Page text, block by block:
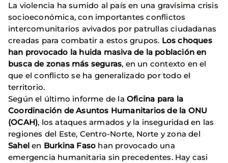
La violencia ha sumido al país en una gravísima crisis
socioeconómica, con importantes conflictos
intercomunitarios avivados por patrullas ciudadanas
creadas para combatir a estos grupos. Los choques
han provocado la huida masiva de la población en
busca de zonas más seguras, en un contexto en el
que el conflicto se ha generalizado por todo el
territorio.
Según el último informe de la Oficina para la
Coordinación de Asuntos Humanitarios de la ONU
(OCAH), los ataques armados y la inseguridad en las
regiones del Este, Centro-Norte, Norte y zona del
Sahelen Burkina Faso han provocado una
emergencia humanitaria sin precedentes. Hay casi